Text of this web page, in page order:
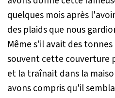
quelques mois après
des plaids que nous
Même s'il avait des
souvent cette couverture
et la traînait dans la
avons compris qu'il